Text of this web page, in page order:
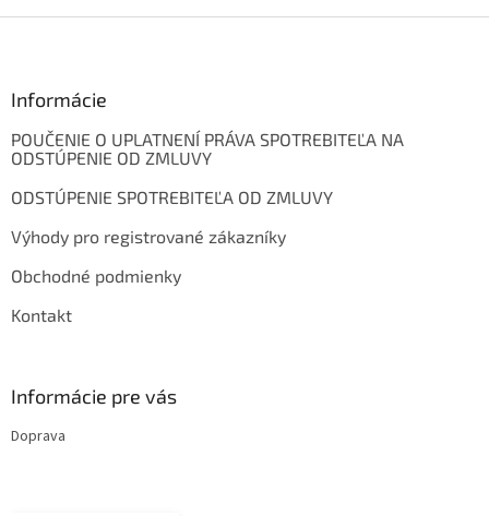
Informácie
POUČENIE O UPLATNENÍ PRÁVA SPOTREBITEĽA NA
ODSTÚPENIE OD ZMLUVY
ODSTÚPENIE SPOTREBITEĽA OD ZMLUVY
Výhody pro registrované zákazníky
Obchodné podmienky
Kontakt
Informácie pre vás
Doprava